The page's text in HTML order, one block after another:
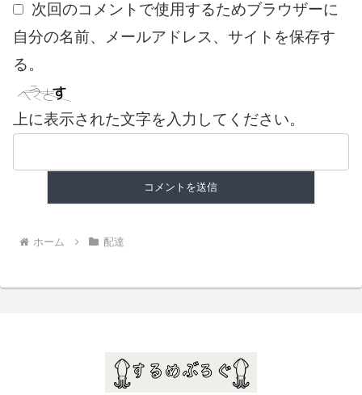
次回のコメントで使用するためブラウザーに
自分の名前、メールアドレス、サイトを保存す
る。
上に表示された文字を入力してください。
ホーム 配達